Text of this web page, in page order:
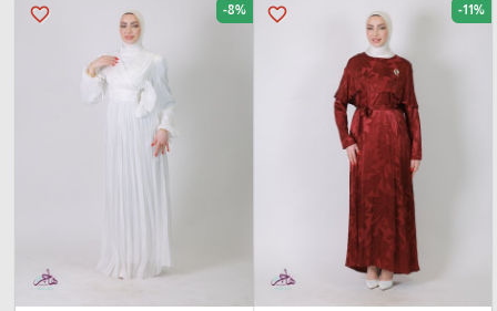
favorite_border -11%
favorite_border -8%